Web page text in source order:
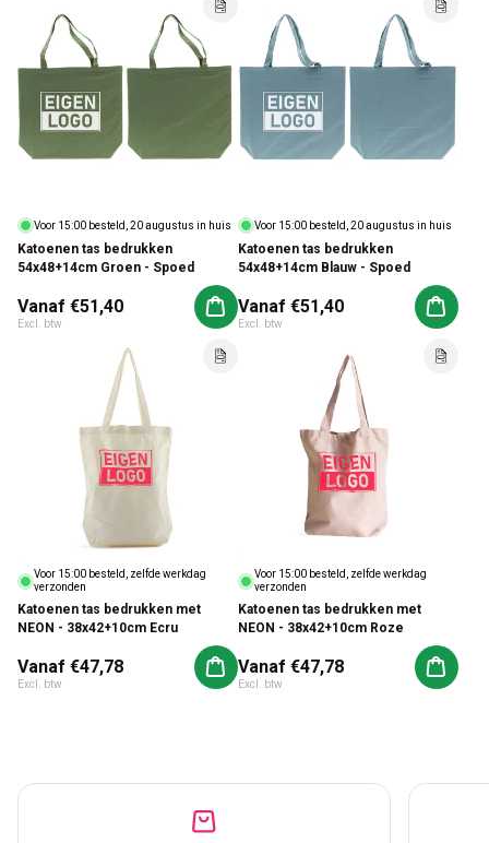
Voor 15:00 besteld, 20 augustus in huis
Katoenen tas bedrukken
54x48+14cm Groen - Spoed
Normale prijs
Vanaf €51,40
Excl. btw
Aan winkelwagen toevoegen
Voor 15:00 besteld, 20 augustus in huis
Katoenen tas bedrukken
54x48+14cm Blauw - Spoed
Normale prijs
Vanaf €51,40
Excl. btw
Aan
Voor 15:00 besteld, zelfde werkdag
verzonden
Katoenen tas bedrukken met
NEON - 38x42+10cm Ecru
Normale prijs
Vanaf €47,78
Excl. btw
Aan winkelwagen toevoegen
Voor 15:00 besteld, zelfde werkdag
verzonden
Katoenen tas bedrukken met
NEON - 38x42+10cm Roze
Normale prijs
Vanaf €47,78
Excl. btw
Aan